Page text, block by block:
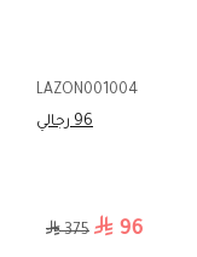
LAZON001004
96 رجالي
96
375